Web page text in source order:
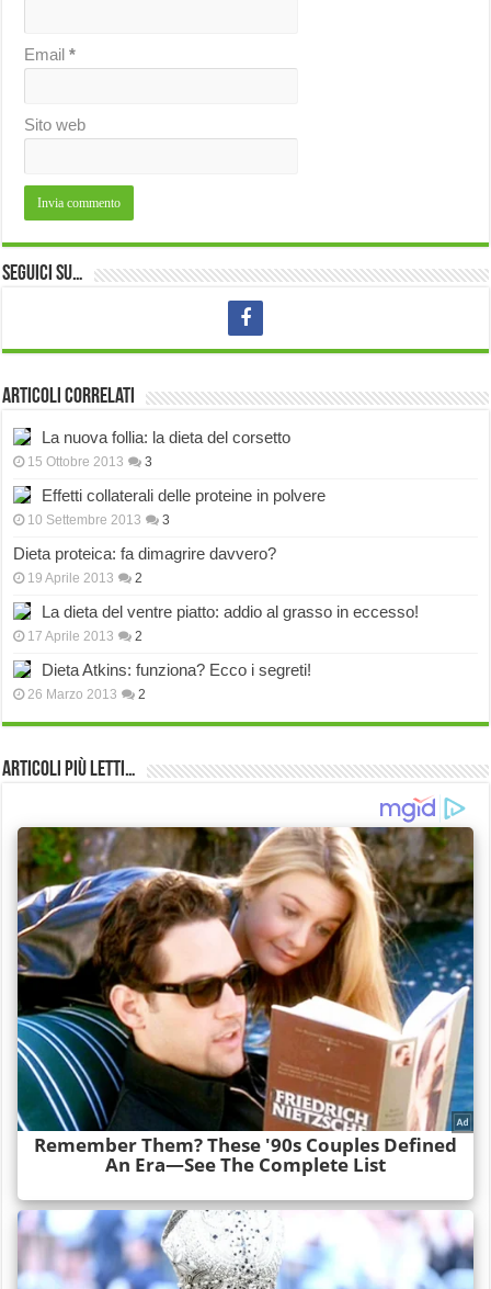
Email*
Sito web
Seguici su…
Articoli correlati
La nuova follia: la dieta del corsetto
15 Ottobre 2013 3
Effetti collaterali delle proteine in polvere
10 Settembre 2013 3
Dieta proteica: fa dimagrire davvero?
19 Aprile 2013 2
La dieta del ventre piatto: addio al grasso in eccesso!
17 Aprile 2013 2
Dieta Atkins: funziona? Ecco i segreti!
26 Marzo 2013 2
Articoli più Letti…